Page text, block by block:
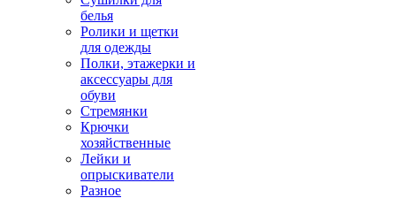
белья
Ролики и щетки
для одежды
Полки, этажерки и
аксессуары для
обуви
Стремянки
Крючки
хозяйственные
Лейки и
опрыскиватели
Разное